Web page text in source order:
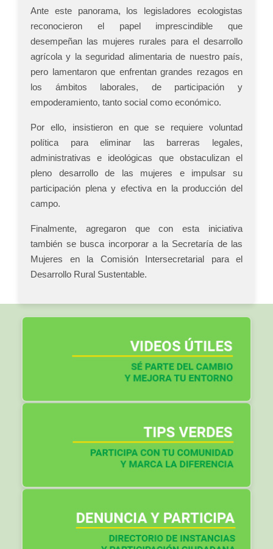
Ante este panorama, los legisladores ecologistas
reconocieron el papel imprescindible que
desempeñan las mujeres rurales para el desarrollo
agrícola y la seguridad alimentaria de nuestro país,
pero lamentaron que enfrentan grandes rezagos en
los ámbitos laborales, de participación y
empoderamiento, tanto social como económico.
Por ello, insistieron en que se requiere voluntad
política para eliminar las barreras legales,
administrativas e ideológicas que obstaculizan el
pleno desarrollo de las mujeres e impulsar su
participación plena y efectiva en la producción del
campo.
Finalmente, agregaron que con esta iniciativa
también se busca incorporar a la Secretaría de las
Mujeres en la Comisión Intersecretarial para el
Desarrollo Rural Sustentable.